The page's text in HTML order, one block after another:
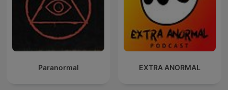
Paranormal EXTRA ANORMAL